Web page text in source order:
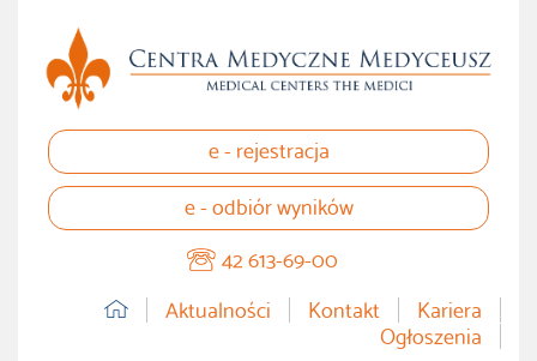
e - rejestracja
e - odbiór wyników
42 613-69-00
Aktualności
Kontakt Kariera
Ogłoszenia